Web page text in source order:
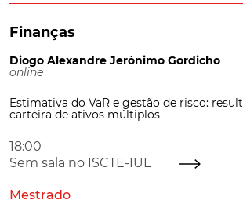
Finanças
Diogo Alexandre Jerónimo Gordicho
online
Estimativa do VaR e gestão de risco:
carteira de ativos múltiplos
18:00
Sem sala no ISCTE-IUL
Mestrado